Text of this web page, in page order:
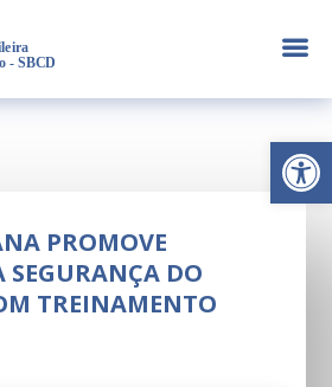
Abrir
a
PROMOVE
SEGURANÇA DO
TREINAMENTO